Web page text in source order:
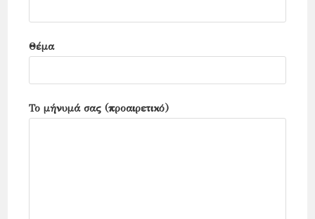
Θέμα
Το μήνυμά σας (προαιρετικό)